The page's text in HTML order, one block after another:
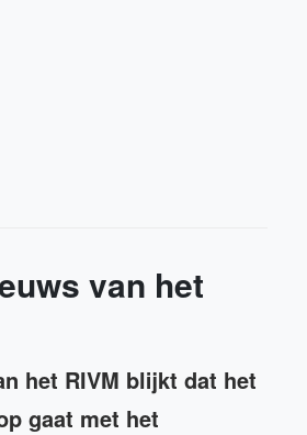
van het
het RIVM blijkt dat het
gaat met het